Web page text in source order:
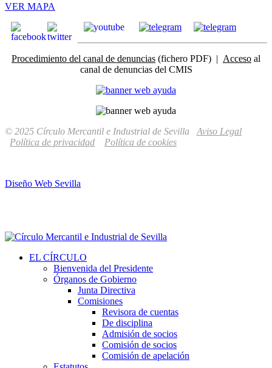
VER MAPA
Procedimiento del canal de denuncias (fichero PDF) | Acceso al
canal de denuncias del CMIS
© 2025 Círculo Mercantil e Industrial de Sevilla Aviso Legal
Política de privacidad
Política de cookies
Diseño Web Sevilla
EL CÍRCULO
Bienvenida del Presidente
Órganos de Gobierno
Junta Directiva
Comisiones
Revisora de cuentas
De disciplina
Admisión de socios
Comisión de socios
Comisión de apelación